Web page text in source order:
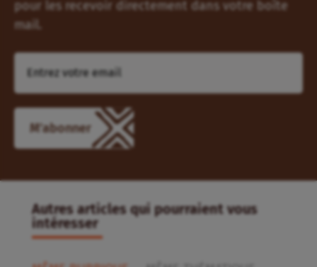
pour les recevoir directement dans votre boîte
mail.
Autres articles qui pourraient vous
intéresser